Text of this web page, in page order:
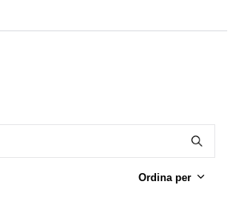
Ordina per